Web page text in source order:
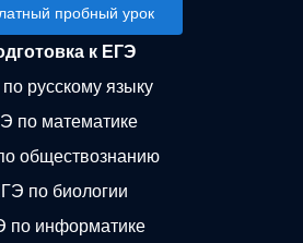
пробный урок
к ЕГЭ
русскому языку
по математике
обществознанию
по биологии
по информатике